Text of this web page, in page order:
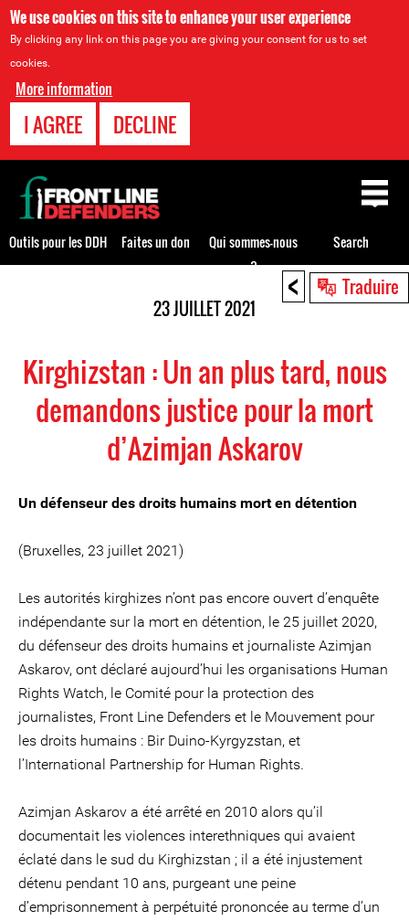
We use cookies on this site to enhance your user experience
By clicking any link on this page you are giving your consent for us to set
cookies.
More information
I AGREE DECLINE
< Traduire
23 JUILLET 2021
Kirghizstan : Un an plus tard, nous
demandons justice pour la mort
d’Azimjan Askarov
Un défenseur des droits humains mort en détention
(Bruxelles, 23 juillet 2021)
Les autorités kirghizes n’ont pas encore ouvert d’enquête
indépendante sur la mort en détention, le 25 juillet 2020,
du défenseur des droits humains et journaliste Azimjan
Askarov, ont déclaré aujourd’hui les organisations Human
Rights Watch, le Comité pour la protection des
journalistes, Front Line Defenders et le Mouvement pour
les droits humains : Bir Duino-Kyrgyzstan, et
l’International Partnership for Human Rights.
Azimjan Askarov a été arrêté en 2010 alors qu’il
documentait les violences interethniques qui avaient
éclaté dans le sud du Kirghizstan ; il a été injustement
détenu pendant 10 ans, purgeant une peine
d’emprisonnement à perpétuité prononcée au terme d’un
Back
to
top
Outils pour les DDH Faites un don
Qui sommes-nous
?
Search